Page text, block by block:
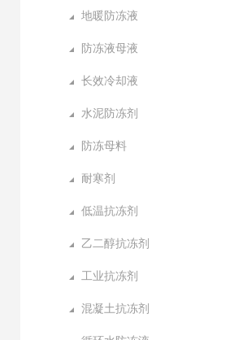
地暖防冻液
防冻液母液
长效冷却液
水泥防冻剂
防冻母料
耐寒剂
低温抗冻剂
乙二醇抗冻剂
工业抗冻剂
混凝土抗冻剂